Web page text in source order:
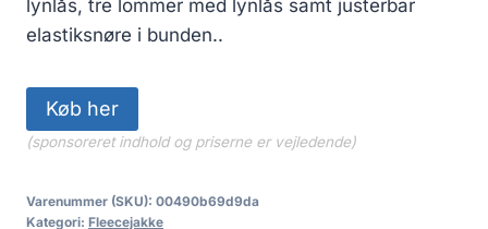
lynlås, tre lommer med lynlås samt justerbar
elastiksnøre i bunden..
Køb her
(sponsoreret indhold og priserne er vejledende)
Varenummer (SKU): 00490b69d9da
Kategori: Fleecejakke